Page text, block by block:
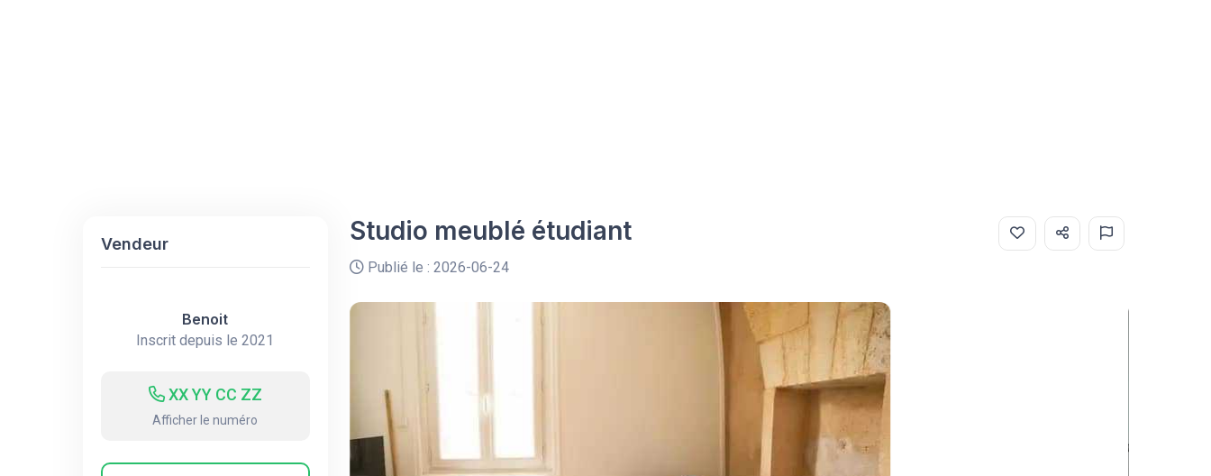
Vendeur
Benoit
Inscrit depuis le 2021
XX YY CC ZZ
Afficher le numéro
Studio meublé étudiant
Publié le : 2026-06-24